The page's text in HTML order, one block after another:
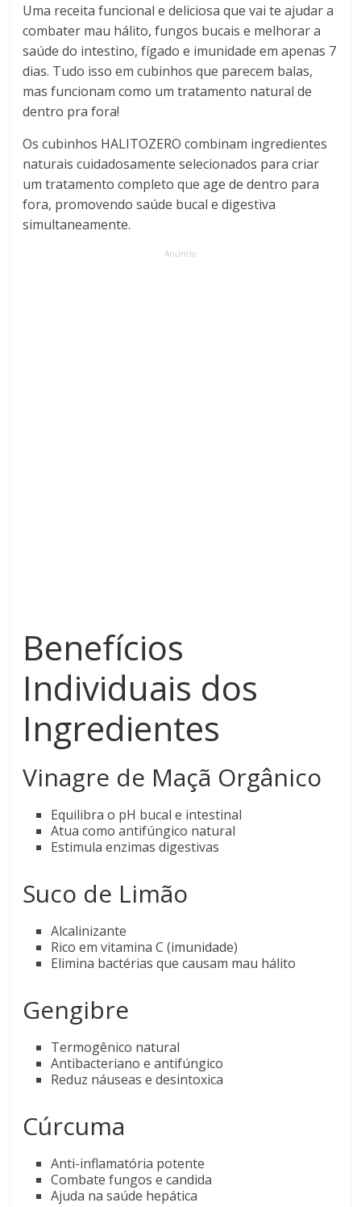
Uma receita funcional e deliciosa que vai te ajudar a
combater mau hálito, fungos bucais e melhorar a
saúde do intestino, fígado e imunidade em apenas 7
dias. Tudo isso em cubinhos que parecem balas,
mas funcionam como um tratamento natural de
dentro pra fora!
Os cubinhos HALITOZERO combinam ingredientes
naturais cuidadosamente selecionados para criar
um tratamento completo que age de dentro para
fora, promovendo saúde bucal e digestiva
simultaneamente.
Anúncio
Benefícios
Individuais dos
Ingredientes
Vinagre de Maçã Orgânico
Equilibra o pH bucal e intestinal
Atua como antifúngico natural
Estimula enzimas digestivas
Suco de Limão
Alcalinizante
Rico em vitamina C (imunidade)
Elimina bactérias que causam mau hálito
Gengibre
Termogênico natural
Antibacteriano e antifúngico
Reduz náuseas e desintoxica
Cúrcuma
Anti-inflamatória potente
Combate fungos e candida
Ajuda na saúde hepática